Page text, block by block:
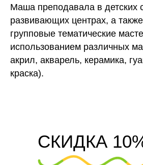
Маша преподавала в детских
развивающих центрах, а
групповые тематические
использованием различных
акрил, акварель, керамика,
краска).
СКИДКА